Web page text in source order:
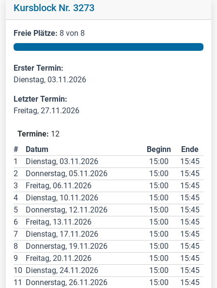
Kursblock Nr. 3273
Freie Plätze: 8 von 8
Erster Termin:
Dienstag, 03.11.2026
Letzter Termin:
Freitag, 27.11.2026
Termine: 12
#
Datum Beginn
Ende
1
Dienstag, 03.11.2026 15:00
15:45
2
Donnerstag, 05.11.2026 15:00
15:45
3
Freitag, 06.11.2026 15:00
15:45
4
Dienstag, 10.11.2026 15:00
15:45
5
Donnerstag, 12.11.2026 15:00
15:45
6
Freitag, 13.11.2026 15:00
15:45
7
Dienstag, 17.11.2026 15:00
15:45
8
Donnerstag, 19.11.2026 15:00
15:45
9
Freitag, 20.11.2026 15:00
15:45
10 Dienstag, 24.11.2026 15:00
15:45
11
Donnerstag, 26.11.2026 15:00
15:45